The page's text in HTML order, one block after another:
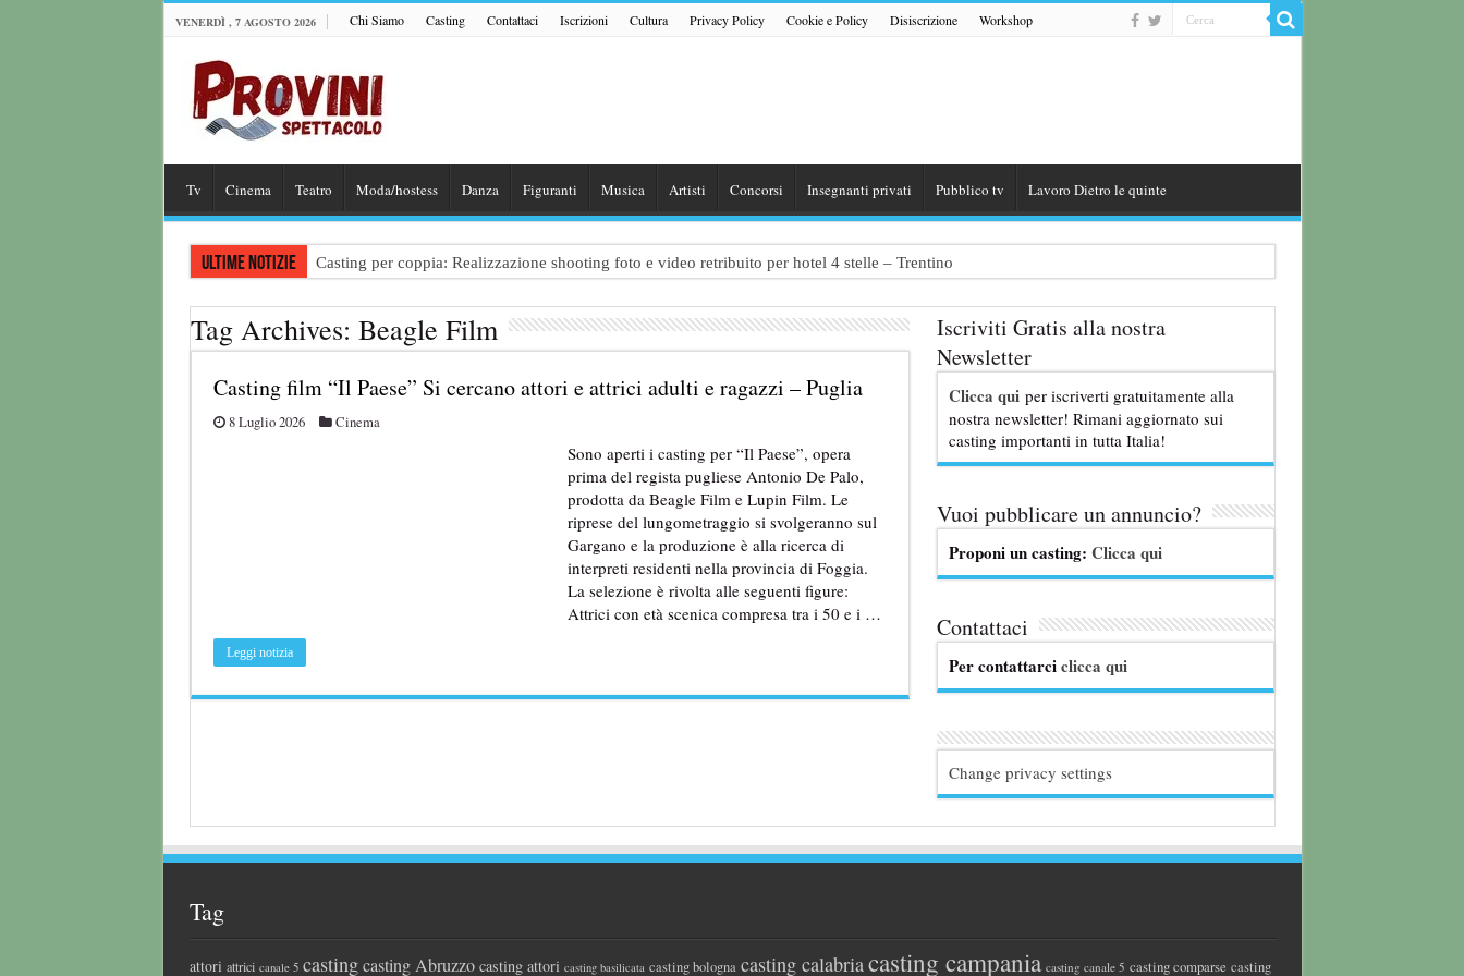
VENERDÌ , 7 AGOSTO 2026 Chi Siamo Casting Contattaci Iscrizioni Cultura Privacy Policy Cookie e Policy Disiscrizione Workshop
Tv Cinema Teatro Moda/hostess Danza Figuranti Musica Artisti Concorsi Insegnanti privati Pubblico tv Lavoro Dietro le quinte
Ultime notizie Casting per coppia: Realizzazione shooting foto e video retribuito per hotel 4 stelle – Trentino
Ricerca tastierista per Tribute Band dedicata ad Eros Ramazzotti – Veneto
Casting film horror internazionale “Gaming Disorder”: si cercano ragazzi e ragazze tra i 16 e i 18 anni
Tag Archives: Beagle Film
Casting film “Il Paese” Si cercano attori e attrici adulti e ragazzi – Puglia
8 Luglio 2026 Cinema
Sono aperti i casting per “Il Paese”, opera
prima del regista pugliese Antonio De Palo,
prodotta da Beagle Film e Lupin Film. Le
riprese del lungometraggio si svolgeranno sul
Gargano e la produzione è alla ricerca di
interpreti residenti nella provincia di Foggia.
La selezione è rivolta alle seguenti figure:
Attrici con età scenica compresa tra i 50 e i …
Leggi notizia
Iscriviti Gratis alla nostra
Newsletter
Clicca qui per iscriverti gratuitamente alla
nostra newsletter! Rimani aggiornato sui
casting importanti in tutta Italia!
Vuoi pubblicare un annuncio?
Proponi un casting: Clicca qui
Contattaci
Per contattarciclicca qui
Change privacy settings
Tag
attori attrici canale 5 casting casting Abruzzo casting attori casting basilicata casting bologna casting calabriacasting campania casting canale 5 casting comparse casting